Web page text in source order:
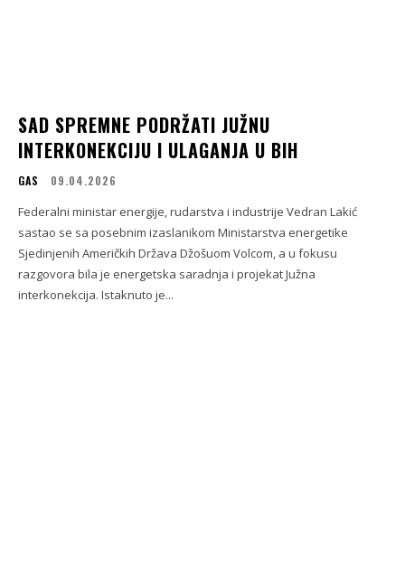
SAD SPREMNE PODRŽATI JUŽNU
INTERKONEKCIJU I ULAGANJA U BIH
GAS 09.04.2026
Federalni ministar energije, rudarstva i industrije Vedran Lakić
sastao se sa posebnim izaslanikom Ministarstva energetike
Sjedinjenih Američkih Država Džošuom Volcom, a u fokusu
razgovora bila je energetska saradnja i projekat Južna
interkonekcija. Istaknuto je...